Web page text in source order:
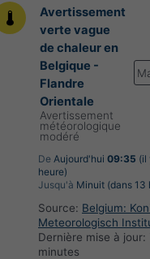
Avertissement
verte vague
de chaleur en
Belgique -
Flandre
Orientale
Avertissement
météorologique
modéré
De Aujourd'hui 09:35 (il
heure)
Jusqu'à Minuit (dans 13
Source: Belgium:
Meteorologisch
Dernière mise à jour:
minutes